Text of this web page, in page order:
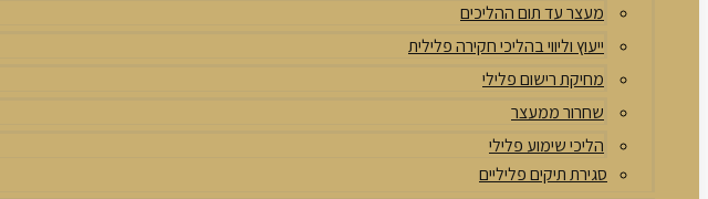
מעצר עד תום ההליכים
ייעוץ וליווי בהליכי חקירה פלילית
מחיקת רישום פלילי
שחרור ממעצר
הליכי שימוע פלילי
סגירת תיקים פליליים